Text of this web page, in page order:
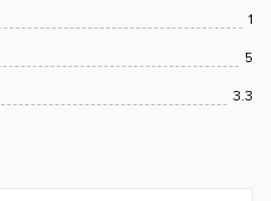
1
5
3.3